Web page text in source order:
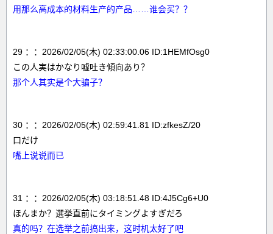
用那么高成本的材料生产的产品……谁会买？？
29 ：：2026/02/05(木) 02:33:00.06 ID:1HEMfOsg0
この人実はかなり嘘吐き傾向あり？
那个人其实是个大骗子？
30 ：：2026/02/05(木) 02:59:41.81 ID:zfkesZ/20
口だけ
嘴上说说而已
31 ：：2026/02/05(木) 03:18:51.48 ID:4J5Cg6+U0
ほんまか？選挙直前にタイミングよすぎだろ
真的吗？在选举之前搞出来，这时机太好了吧